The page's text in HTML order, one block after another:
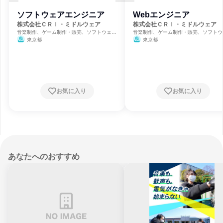
ソフトウェアエンジニア
株式会社ＣＲＩ・ミドルウェア
音楽制作、ゲーム制作・販売、ソフトウェア
開発 東京都
お気に入り
Webエンジニア
株式会社ＣＲＩ・ミドルウェア
音楽制作、ゲーム制作・販売、ソフト
開発 東京都
お気に入り
あなたへのおすすめ